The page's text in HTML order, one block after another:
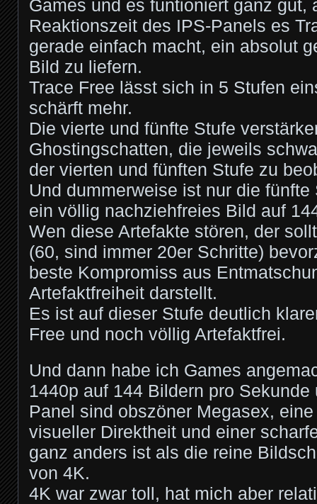
Games und es funtioniert ganz gut,
Reaktionszeit des IPS-Panels es
gerade einfach macht, ein absolut
Bild zu liefern.
Trace Free lässt sich in 5 Stufen
schärft mehr.
Die vierte und fünfte Stufe
Ghostingschatten, die jeweils
der vierten und fünften Stufe zu
Und dummerweise ist nur die
ein völlig nachziehfreies Bild auf
Wen diese Artefakte stören, der
(60, sind immer 20er Schritte)
beste Kompromiss aus
Artefaktfreiheit darstellt.
Es ist auf dieser Stufe deutlich
Free und noch völlig Artefaktfrei.
Und dann habe ich Games
1440p auf 144 Bildern pro
Panel sind obszöner Megasex,
visueller Direktheit und einer
ganz anders ist als die reine
von 4K.
4K war zwar toll, hat mich aber